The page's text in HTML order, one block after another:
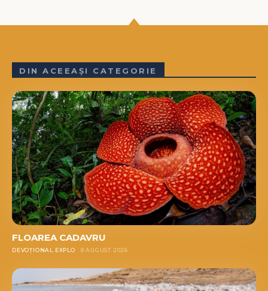
DIN ACEEAȘI CATEGORIE
FLOAREA CADAVRU
DEVOȚIONAL EXPLO 8 AUGUST 2026